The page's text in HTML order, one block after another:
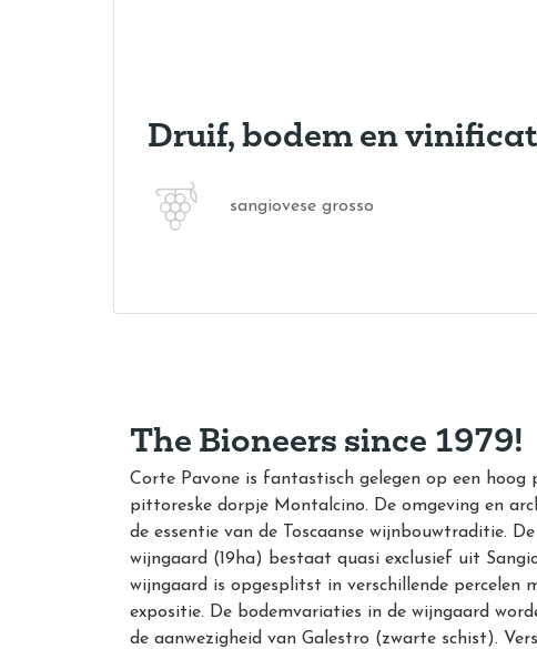
Druif, bodem en
sangiovese grosso
The Bioneers since 1979!
Corte Pavone is fantastisch gelegen op een hoog
pittoreske dorpje Montalcino. De omgeving en
de essentie van de Toscaanse wijnbouwtraditie.
wijngaard (19ha) bestaat quasi exclusief uit
wijngaard is opgesplitst in verschillende percelen
expositie. De bodemvariaties in de wijngaard
de aanwezigheid van Galestro (zwarte schist).